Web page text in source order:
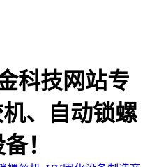
科技网站专
、自动锁螺
！